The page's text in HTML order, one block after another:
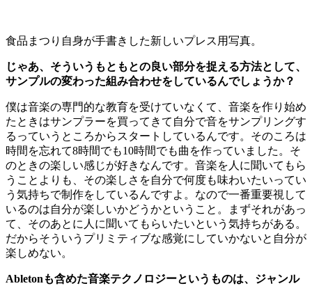
食品まつり自身が手書きした新しいプレス用写真。
じゃあ、そういうもともとの良い部分を捉える方法として、
サンプルの変わった組み合わせをしているんでしょうか？
僕は音楽の専門的な教育を受けていなくて、音楽を作り始め
たときはサンプラーを買ってきて自分で音をサンプリングす
るっていうところからスタートしているんです。そのころは
時間を忘れて8時間でも10時間でも曲を作っていました。そ
のときの楽しい感じが好きなんです。音楽を人に聞いてもら
うことよりも、その楽しさを自分で何度も味わいたいってい
う気持ちで制作をしているんですよ。なので一番重要視して
いるのは自分が楽しいかどうかということ。まずそれがあっ
て、そのあとに人に聞いてもらいたいという気持ちがある。
だからそういうプリミティブな感覚にしていかないと自分が
楽しめない。
Abletonも含めた音楽テクノロジーというものは、ジャンル